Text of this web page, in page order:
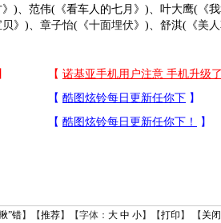
)、范伟(《看车人的七月》)、叶大鹰(《
》)、 章子怡(《十面埋伏》)、舒淇(《美
”错】【推荐】【字体： 大 中 小】【打印 】 【 关闭